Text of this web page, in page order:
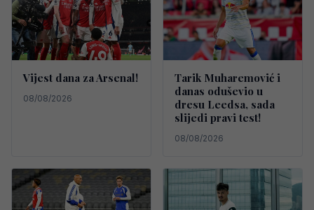
Vijest dana za Arsenal!
08/08/2026
Tarik Muharemović i
danas oduševio u
dresu Leedsa, sada
slijedi pravi test!
08/08/2026